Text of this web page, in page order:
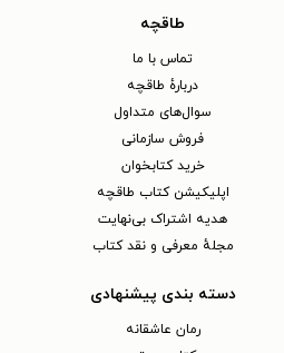
طاقچه
تماس با ما
دربارهٔ طاقچه
سوال‌های متداول
فروش سازمانی
خرید کتابخوان
اپلیکیشن کتاب طاقچه
هدیه اشتراک بی‌نهایت
مجلهٔ معرفی و نقد کتاب
دسته بندی پیشنهادی
رمان عاشقانه